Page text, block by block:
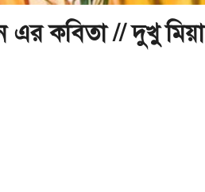
এর কবিতা // দুখু মিয়া